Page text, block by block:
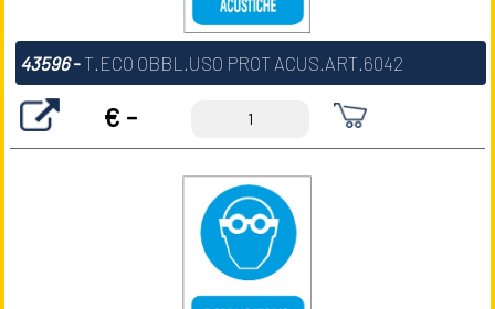
43596- T.ECO OBBL.USO PROT ACUS.ART.6042
€ -